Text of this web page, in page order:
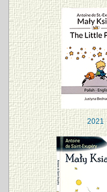
2021